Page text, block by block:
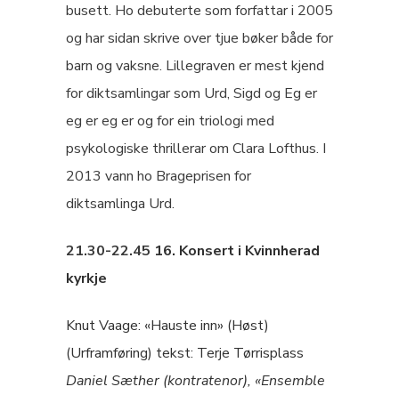
busett. Ho debuterte som forfattar i 2005
og har sidan skrive over tjue bøker både for
barn og vaksne. Lillegraven er mest kjend
for diktsamlingar som Urd, Sigd og Eg er
eg er eg er og for ein triologi med
psykologiske thrillerar om Clara Lofthus. I
2013 vann ho Brageprisen for
diktsamlinga Urd.
21.30-22.45 16. Konsert i Kvinnherad
kyrkje
Knut Vaage: «Hauste inn» (Høst)
(Urframføring) tekst: Terje Tørrisplass
Daniel Sæther (kontratenor), «Ensemble